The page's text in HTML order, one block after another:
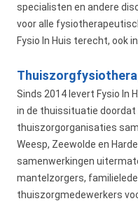
specialisten en andere
voor alle
Fysio In Huis terecht, ook
Sinds 2014 levert Fysio In
in de thuissituatie
thuiszorgorganisaties
Weesp, Zeewolde en
samenwerkingen
mantelzorgers,
thuiszorgmedewerkers